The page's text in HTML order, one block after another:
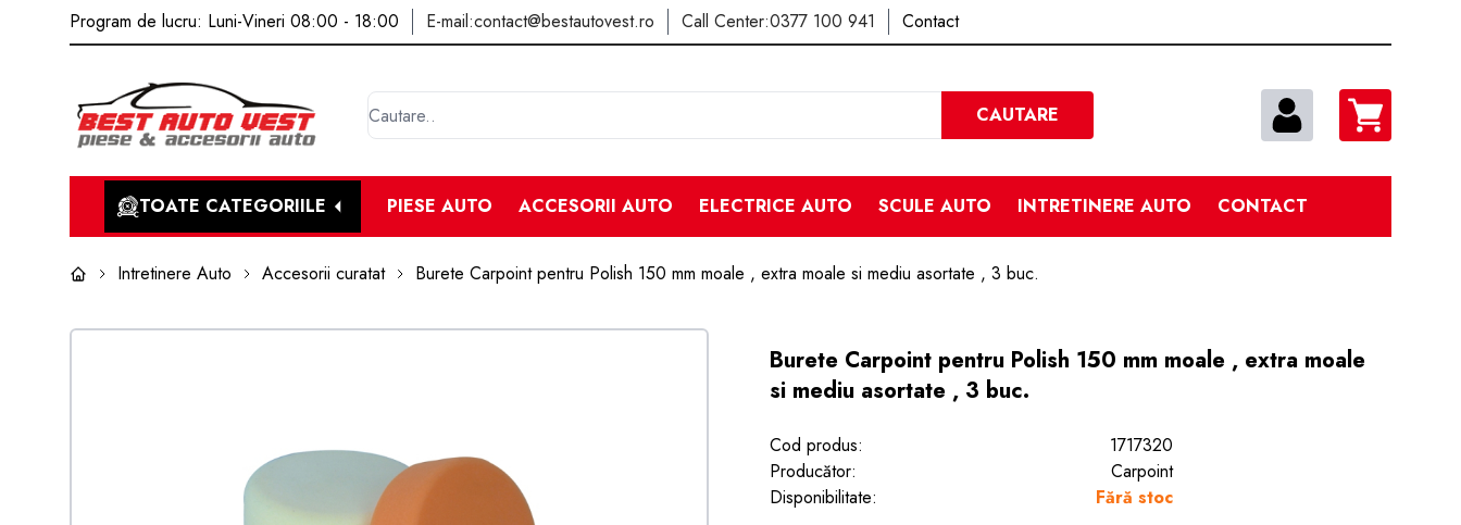
Program de lucru: Luni-Vineri 08:00 - 18:00 E-mail:contact@bestautovest.ro Call Center:0377 100 941 Contact
Cautare
CAUTARE
TOATE CATEGORIILE PIESE AUTO ACCESORII AUTO ELECTRICE AUTO SCULE AUTO INTRETINERE AUTO CONTACT
Intretinere Auto Accesorii curatat Burete Carpoint pentru Polish 150 mm moale , extra moale si mediu asortate , 3 buc.
Burete Carpoint pentru Polish 150 mm moale , extra moale
si mediu asortate , 3 buc.
Cod produs:
1717320
Producător:
Carpoint
Disponibilitate:
Fără stoc